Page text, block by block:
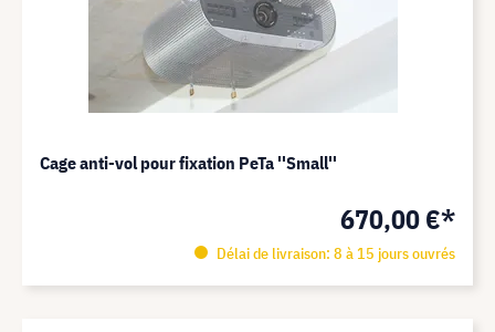
Cage anti-vol pour fixation PeTa ''Small''
670,00 €*
Délai de livraison: 8 à 15 jours ouvrés